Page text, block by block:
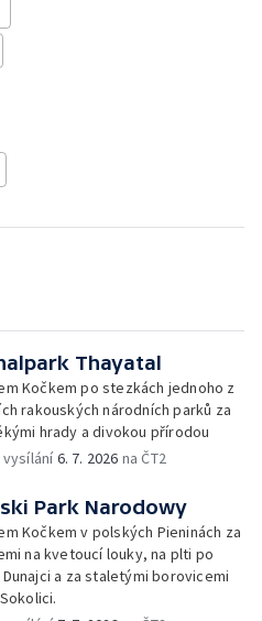
Thayatal
Kočkem po stezkách jednoho z
rakouských národních parků za
hrady a divokou přírodou
6. 7. 2026 na ČT2
Park Narodowy
Kočkem v polských Pieninách za
na kvetoucí louky, na plti po
a za staletými borovicemi